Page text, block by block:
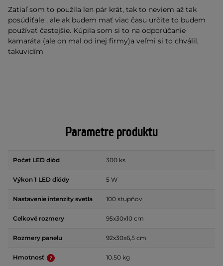
Zatiaľ som to použila len pár krát, tak to neviem až tak
posúdiťale , ale ak budem mať viac času určite to budem
používať častejšie. Kúpila som si to na odporúčanie
kamaráta (ale on mal od inej firmy)a veľmi si to chválil,
takuvidím
Parametre produktu
Počet LED diód 300 ks
Výkon 1 LED diódy 5 W
Nastavenie intenzity svetla 100 stupňov
Celkové rozmery 95x30x10 cm
Rozmery panelu 92x30x6,5 cm
Hmotnosť 10.50 kg